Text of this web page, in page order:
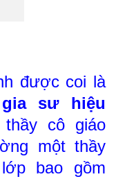
được coi là
sư hiệu
cô giáo
một thầy
bao gồm